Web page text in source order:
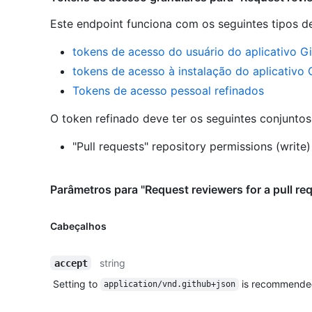
Este endpoint funciona com os seguintes tipos
tokens de acesso do usuário do aplicativo
tokens de acesso à instalação do aplicativo
Tokens de acesso pessoal refinados
O token refinado deve ter os seguintes
"Pull requests" repository permissions (write)
Parâmetros para "Request reviewers for a pull
Cabeçalhos
accept
string
Setting to
application/vnd.github+json is